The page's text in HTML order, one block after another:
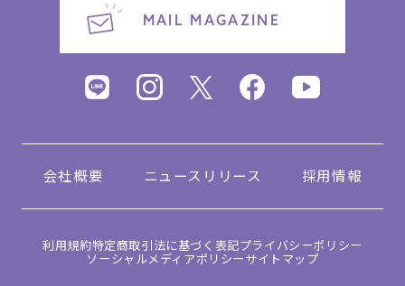
MAIL MAGAZINE
会社概要 ニュースリリース 採用情報
利用規約特定商取引法に基づく表記プライバシーポリシー
ソーシャルメディアポリシーサイトマップ